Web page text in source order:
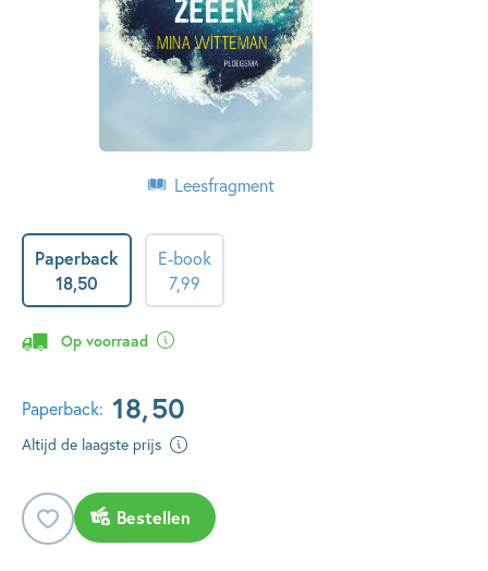
Leesfragment
Paperback
18,50
E-book
7,99
Op voorraad
Paperback: 18,50
Altijd de laagste prijs
Bestellen